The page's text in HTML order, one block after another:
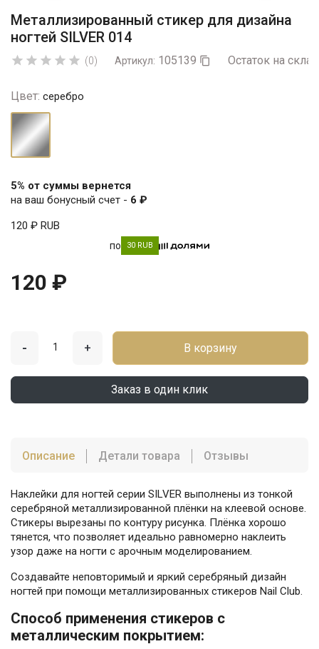
Металлизированный стикер для дизайна
ногтей SILVER 014
     (0) Артикул: 105139  Остаток на
Цвет: серебро
серебро
5% от суммы вернется
на ваш бонусный счет - 6 ₽
120 ₽ RUB
по 30 RUB
120 ₽
- + В корзину
Заказ в один клик
Описание Детали товара Отзывы
Наклейки для ногтей серии SILVER выполнены из тонкой
серебряной металлизированной плёнки на клеевой основе.
Стикеры вырезаны по контуру рисунка. Плёнка хорошо
тянется, что позволяет идеально равномерно наклеить
узор даже на ногти с арочным моделированием.
Создавайте неповторимый и яркий серебряный дизайн
ногтей при помощи металлизированных стикеров Nail Club.
Способ применения стикеров с
металлическим покрытием: